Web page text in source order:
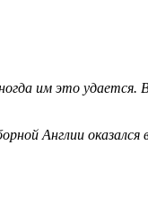
им это
Англии